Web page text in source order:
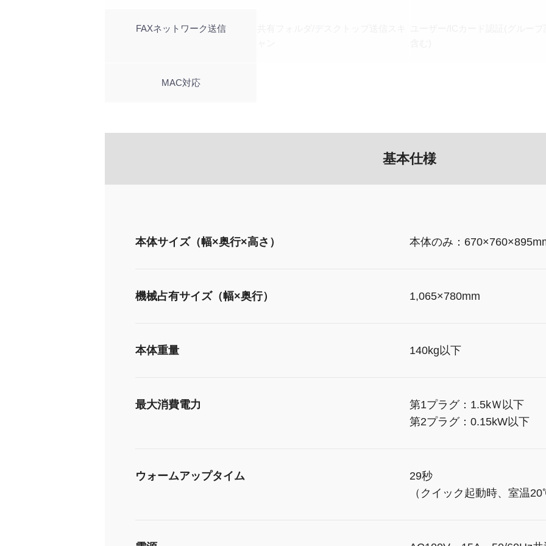
FAXネットワーク送信
MAC対応
基本仕様
本体サイズ（幅×奥行×高さ） 本体のみ：
機械占有サイズ（幅×奥行） 1,065×780mm
本体重量 140kg以下
最大消費電力
第1プラグ：1.5kＷ以下
第2プラグ：0.15kW以下
ウォームアップタイム
29秒
（クイック起動時、室温